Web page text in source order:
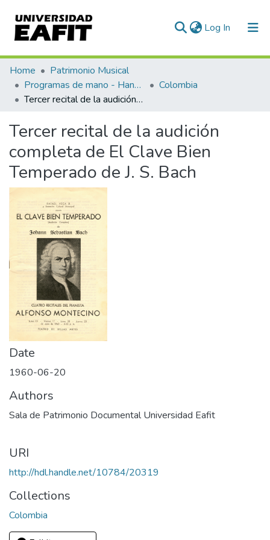
Log In (current)
Communities & Collections
All of DSpace
Home
Patrimonio Musical
Programas de mano - Hand programs
Colombia
Tercer recital de la audición completa de El Clave Bien Temperado de J. S. Bach
Tercer recital de la audición
completa de El Clave Bien
Temperado de J. S. Bach
Date
1960-06-20
Authors
Sala de Patrimonio Documental Universidad Eafit
URI
http://hdl.handle.net/10784/20319
Collections
Colombia